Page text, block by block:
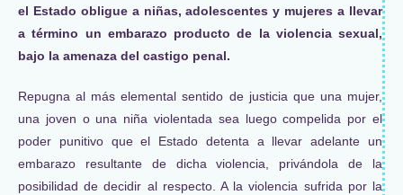
el Estado obligue a niñas, adolescentes y mujeres a llevar
a término un embarazo producto de la violencia sexual,
bajo la amenaza del castigo penal.
Repugna al más elemental sentido de justicia que una mujer,
una joven o una niña violentada sea luego compelida por el
poder punitivo que el Estado detenta a llevar adelante un
embarazo resultante de dicha violencia, privándola de la
posibilidad de decidir al respecto. A la violencia sufrida por la